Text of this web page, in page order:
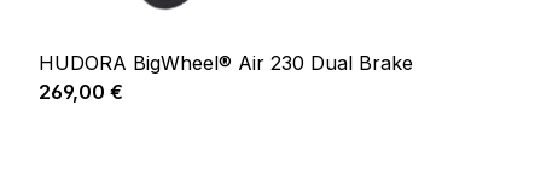
HUDORA BigWheel® Air 230 Dual Brake
Prix régulier :
269,00 €